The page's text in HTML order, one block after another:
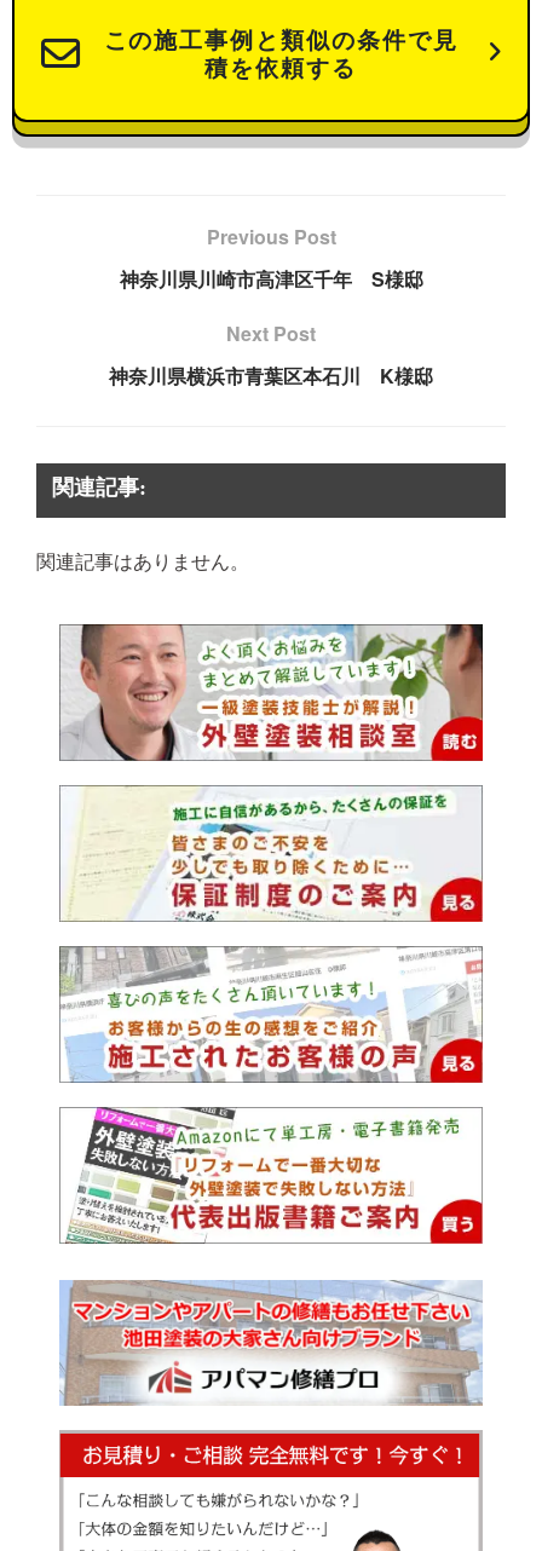
この施工事例と類似の条件で見
積を依頼する
Previous Post
神奈川県川崎市高津区千年 S様邸
Next Post
神奈川県横浜市青葉区本石川 K様邸
関連記事:
関連記事はありません。